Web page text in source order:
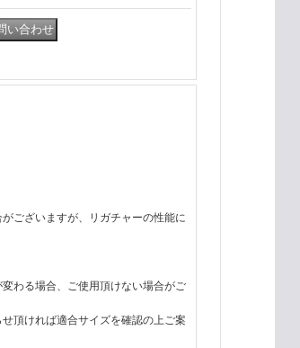
ございますが、リガチャーの性能に
わる場合、ご使用頂けない場合がご
頂ければ適合サイズを確認の上ご案